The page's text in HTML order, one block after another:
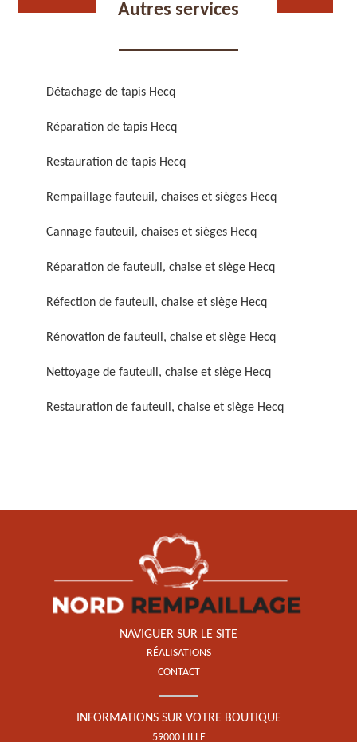
Réparation de fauteuil,
Rénovation de fauteuil,
chaise et siège 59
Nettoyage de fauteuil,
chaise et siège 59
Restauration de fauteuil,
chaise et siège 59
Autres services
Détachage de tapis Hecq
Réparation de tapis Hecq
Restauration de tapis Hecq
Rempaillage fauteuil, chaises et sièges Hecq
Cannage fauteuil, chaises et sièges Hecq
Réparation de fauteuil, chaise et siège Hecq
Réfection de fauteuil, chaise et siège Hecq
Rénovation de fauteuil, chaise et siège Hecq
Nettoyage de fauteuil, chaise et siège Hecq
Restauration de fauteuil, chaise et siège Hecq
NAVIGUER SUR LE SITE
RÉALISATIONS
CONTACT
INFORMATIONS SUR VOTRE BOUTIQUE
59000 LILLE